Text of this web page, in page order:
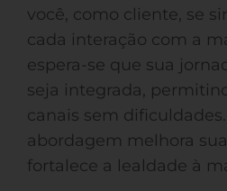
você, como cliente, se
cada interação com a
espera-se que sua
seja integrada,
canais sem
abordagem melhora
fortalece a lealdade à